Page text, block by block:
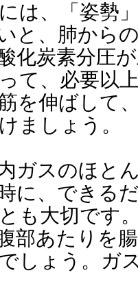
は、「姿勢
と、肺から
化炭素分圧
て、必要以
を伸ばして
ましょう。
ガスのほと
に、できる
も大切です
部あたりを
しょう。ガ